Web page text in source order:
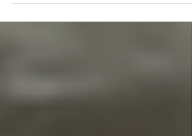
dice que es tanto una filosofía como forma
de vida...